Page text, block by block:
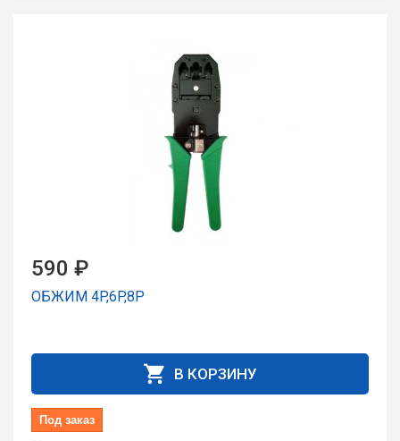
590 ₽
ОБЖИМ 4P,6P,8P
В КОРЗИНУ
Под заказ